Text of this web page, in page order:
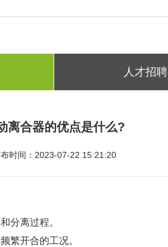
人才招聘
离合器的优点是什么?
时间：2023-07-22 15:21:20
分离过程。
繁开合的工况。